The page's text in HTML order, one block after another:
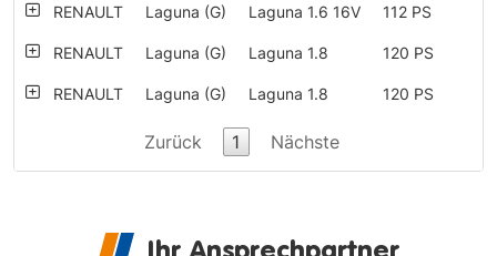
RENAULT Laguna (G) Laguna 1.6 16V 112 PS
RENAULT Laguna (G) Laguna 1.8 120 PS
RENAULT Laguna (G) Laguna 1.8 120 PS
Laguna (G) Laguna 1.8
Laguna 1.8
RENAULT Laguna (G) Laguna 1.9 dCi
Zurück 1 Nächste
Ihr Ansprechpartner